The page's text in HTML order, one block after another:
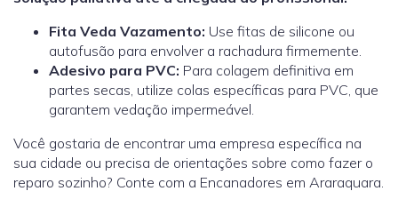
Fita Veda Vazamento: Use fitas de silicone ou
autofusão para envolver a rachadura firmemente.
Adesivo para PVC: Para colagem definitiva em
partes secas, utilize colas específicas para PVC, que
garantem vedação impermeável.
Você gostaria de encontrar uma empresa específica na
sua cidade ou precisa de orientações sobre como fazer o
reparo sozinho? Conte com a Encanadores em Araraquara.